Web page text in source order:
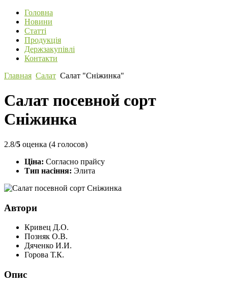
Головна
Новини
Статті
Продукція
Держзакупівлі
Контакти
Главная Салат Салат "Сніжинка"
Салат посевной сорт
Сніжинка
2.8/5 оценка (4 голосов)
Ціна: Согласно прайсу
Тип насіння: Элита
Автори
Кривец Д.О.
Позняк О.В.
Дяченко И.И.
Горова Т.К.
Опис